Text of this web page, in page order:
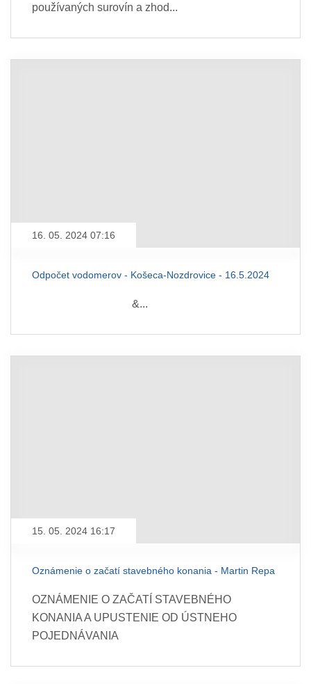
používaných surovín a zhod...
16. 05. 2024 07:16
Odpočet vodomerov - Košeca-Nozdrovice - 16.5.2024
&...
15. 05. 2024 16:17
Oznámenie o začatí stavebného konania - Martin Repa
OZNÁMENIE O ZAČATÍ STAVEBNÉHO
KONANIA A UPUSTENIE OD ÚSTNEHO
POJEDNÁVANIA